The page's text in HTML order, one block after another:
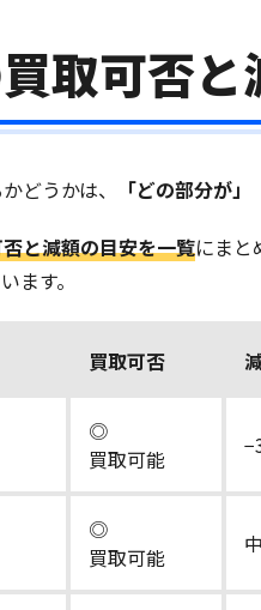
取可否と
どうかは、 「どの部分が
と減額の目安を一覧にまと
ます。
買取可否
◎
買取可能
◎
買取可能